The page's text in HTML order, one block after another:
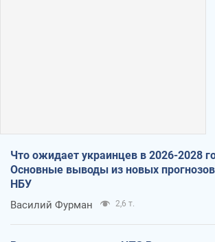
Что ожидает украинцев в 2026-2028
Основные выводы из новых
НБУ
Василий Фурман 2,6 т.